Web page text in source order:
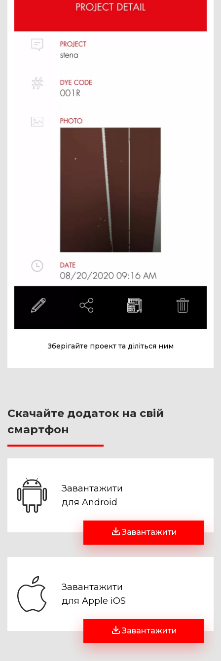
Зберігайте проект та діліться ним
Скачайте додаток на свій
смартфон
Завантажити
для Android
Завантажити
Завантажити
для Apple iOS
Завантажити